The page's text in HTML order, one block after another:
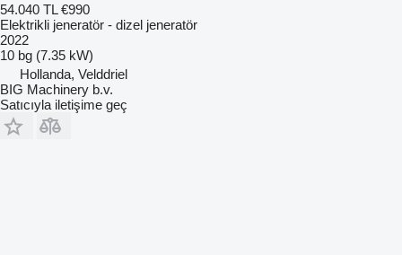
54.040 TL €990
Elektrikli jeneratör - dizel jeneratör
2022
10 bg (7.35 kW)
Hollanda, Velddriel
BIG Machinery b.v.
Satıcıyla iletişime geç